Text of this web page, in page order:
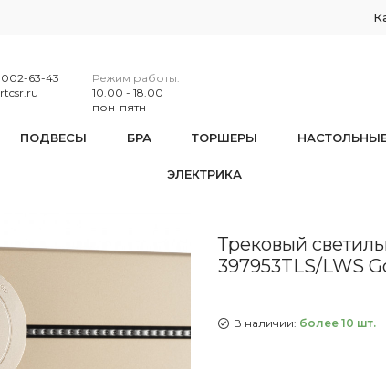
002-63-43
Режим работы:
10.00 - 18.00
пон-пятн
ПОДВЕСЫ БРА ТОРШЕРЫ
ЭЛЕКТРИКА
Трековый
397953TLS/LWS
В наличии: более 10 шт.